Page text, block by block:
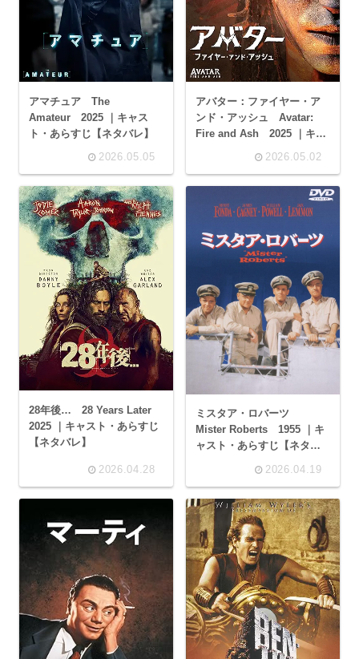
アマチュア The
Amateur 2025 ｜キャス
ト・あらすじ【ネタバレ】
2026.05.05
アバター：ファイヤー・ア
ンド・アッシュ Avatar:
Fire and Ash 2025 ｜キャ
2026.05.02
28年後… 28 Years Later
2025 ｜キャスト・あらすじ
【ネタバレ】
2026.04.28
ミスタア・ロバーツ
Mister Roberts 1955 ｜キ
ャスト・あらすじ【ネタバ
2026.04.19